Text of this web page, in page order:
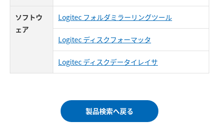
ソフトウ
ェア
Logitec フォルダミラーリングツール
Logitec ディスクフォーマッタ
Logitec ディスクデータイレイサ
製品検索へ戻る